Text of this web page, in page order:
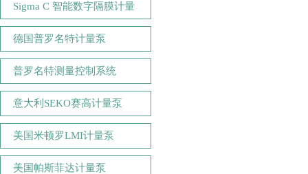
Sigma C 智能数字隔膜计量
德国普罗名特计量泵
普罗名特测量控制系统
意大利SEKO赛高计量泵
美国米顿罗LMI计量泵
美国帕斯菲达计量泵